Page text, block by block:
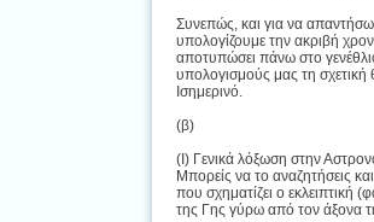
Συνεπώς, και για να
υπολογίζουμε την ακριβή
αποτυπώσει πάνω στο
υπολογισμούς μας τη
Ισημερινό.
(β)
(I) Γενικά λόξωση στην
Μπορείς να το αναζητήσεις
που σχηματίζει ο εκλειπτική
της Γης γύρω από τον άξονα